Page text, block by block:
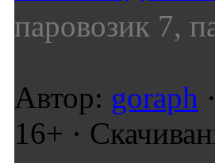
паровозик 7,
Автор: goraph
16+ ·